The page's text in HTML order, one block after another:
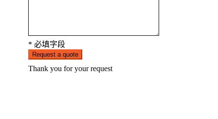
* 必填字段
Request a quote
Thank you for your request